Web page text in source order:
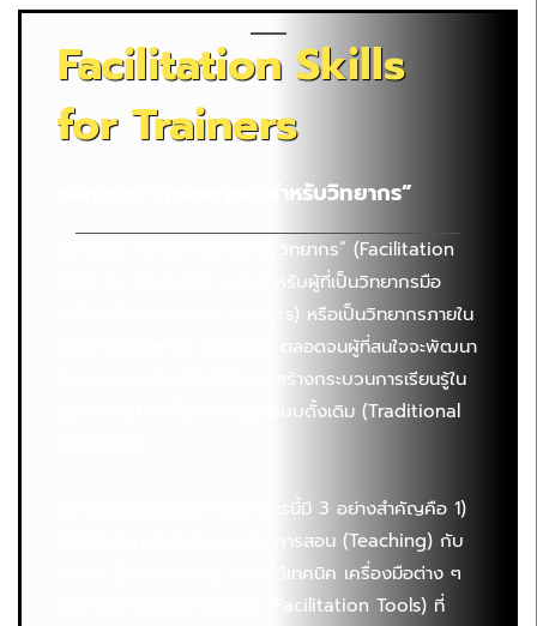
Facilitation Skills
for Trainers
หลักสูตร “ทักษะการฟาสำหรับวิทยากร”
หลักสูตร “ทักษะการฟาสำหรับวิทยากร” (Facilitation
Skills for Trainers) เหมาะสำหรับผู้ที่เป็นวิทยากรมือ
อาชีพ (Professional Trainers) หรือเป็นวิทยากรภายใน
องค์กร (Internal Trainers) ตลอดจนผู้ที่สนใจจะพัฒนา
ทักษะการฟาเพื่อนำไปใช้ในการสร้างกระบวนการเรียนรู้ใน
รูปแบบใหม่ ๆ ที่ไม่ใช่การสอนแบบดั้งเดิม (Traditional
สิ่งที่ผู้เรียนจะได้รับจากหลักสูตรนี้มี 3 อย่างสำคัญคือ 1)
ได้เข้าใจความแตกต่างระหว่างการสอน (Teaching) กับ
การฟา (Facilitation) 2) จะได้เทคนิค เครื่องมือต่าง ๆ
ในการจัดกระบวนการเรียนรู้ (Facilitation Tools) ที่